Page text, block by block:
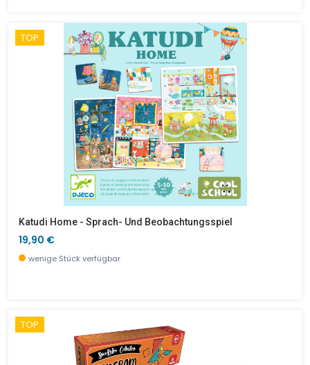
TOP
Katudi Home - Sprach- Und Beobachtungsspiel
19,90 €
wenige Stück verfügbar
TOP